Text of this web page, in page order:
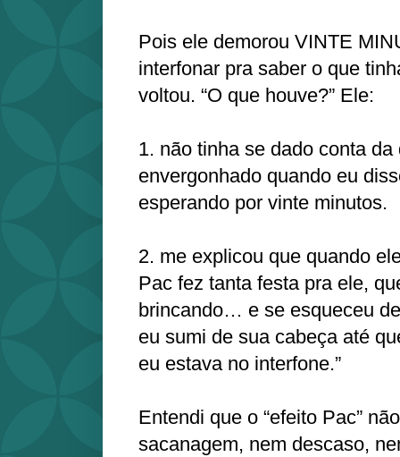
Pois ele demorou VINTE
interfonar pra saber o que
voltou. “O que houve?” Ele:
1. não tinha se dado conta
envergonhado quando eu
esperando por vinte minutos.
2. me explicou que quando
Pac fez tanta festa pra ele,
brincando… e se esqueceu
eu sumi de sua cabeça até
eu estava no interfone.”
Entendi que o “efeito Pac”
sacanagem, nem descaso,